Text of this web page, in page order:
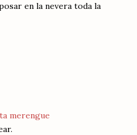
en la nevera toda la
merengue